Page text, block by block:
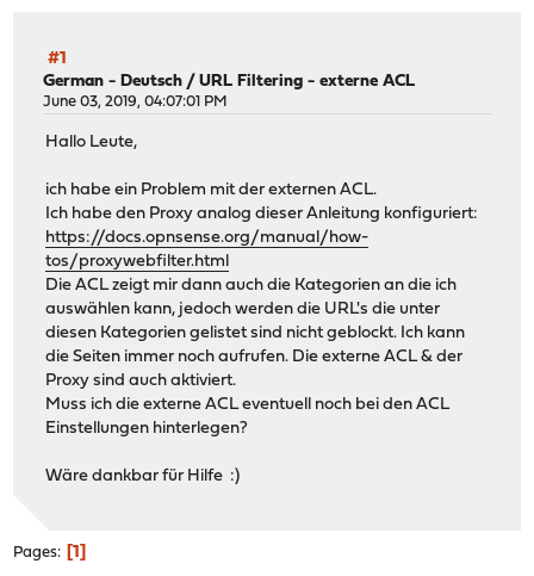
#1
German - Deutsch /URL Filtering - externe ACL
June 03, 2019, 04:07:01 PM
Hallo Leute,
ich habe ein Problem mit der externen ACL.
Ich habe den Proxy analog dieser Anleitung konfiguriert:
https://docs.opnsense.org/manual/how-
tos/proxywebfilter.html
Die ACL zeigt mir dann auch die Kategorien an die ich
auswählen kann, jedoch werden die URL's die unter
diesen Kategorien gelistet sind nicht geblockt. Ich kann
die Seiten immer noch aufrufen. Die externe ACL & der
Proxy sind auch aktiviert.
Muss ich die externe ACL eventuell noch bei den ACL
Einstellungen hinterlegen?
Wäre dankbar für Hilfe :)
Pages 1